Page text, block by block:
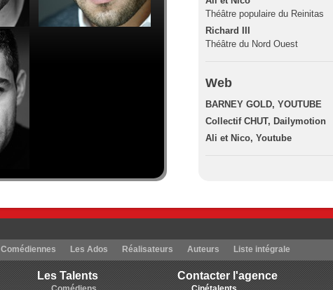
Théâtre populaire du Reinitas
Richard III
Théâtre du Nord Ouest
Web
BARNEY GOLD, YOUTUBE
Collectif CHUT, Dailymotion
Ali et Nico, Youtube
Comédiennes Les Ados Réalisateurs Auteurs Liste intégrale
Les Talents Contacter l'agence